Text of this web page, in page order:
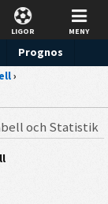
LIGOR MENY
Prognos
›
och Statistik